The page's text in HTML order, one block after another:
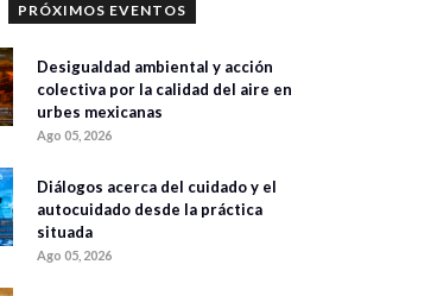
PRÓXIMOS EVENTOS
Desigualdad ambiental y acción
colectiva por la calidad del aire en
urbes mexicanas
Ago 05, 2026
Diálogos acerca del cuidado y el
autocuidado desde la práctica
situada
Ago 05, 2026